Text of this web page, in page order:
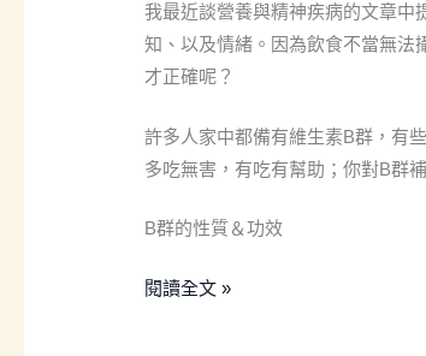
我最近談營養與精神疾病的文章中
知、以及情緒。因為飲食不當無法
才正確呢？
許多人家中都備有維生素B群，有
多吃無害，有吃有幫助；你對B群
B群的性質＆功效
素
B
群
嗎？
有
沒
什
閱讀全文 »